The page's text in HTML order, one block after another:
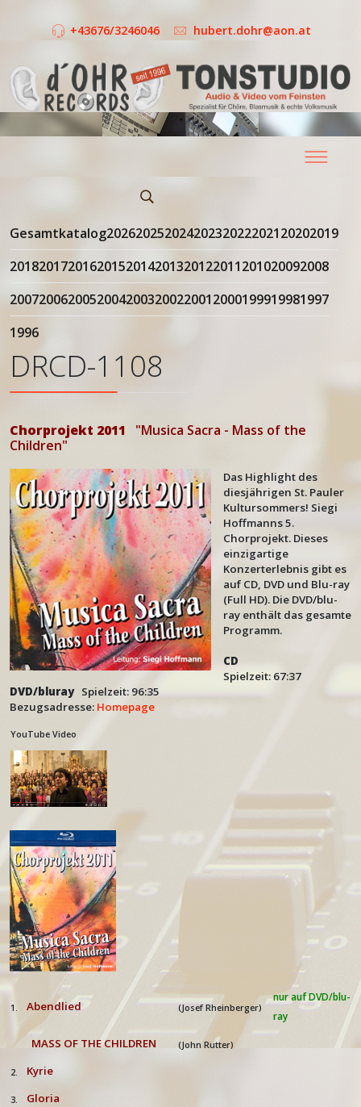
+43676/3246046 hubert.dohr@aon.at
Gesamtkatalog20262025202420232022202120202019
20182017201620152014201320122011201020092008
20072006200520042003200220012000199919981997
1996
DRCD-1108
Chorprojekt 2011 "Musica Sacra - Mass of the
Children"
Das Highlight des
diesjährigen St. Pauler
Kultursommers! Siegi
Hoffmanns 5.
Chorprojekt. Dieses
einzigartige
Konzerterlebnis gibt es
auf CD, DVD und Blu-ray
(Full HD). Die DVD/blu-
ray enthält das gesamte
Programm.
CD
Spielzeit: 67:37
DVD/bluray Spielzeit: 96:35
Bezugsadresse: Homepage
YouTube Video
1. Abendlied (Josef Rheinberger)
nur auf DVD/blu-
ray
MASS OF THE CHILDREN (John Rutter)
2. Kyrie
3. Gloria